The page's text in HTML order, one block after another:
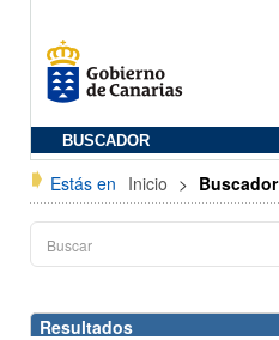
BUSCADOR
Estás en Inicio > Buscador
Resultados